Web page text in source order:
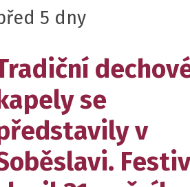
5 dny
se
v